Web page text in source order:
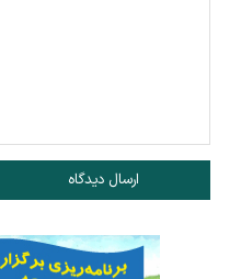
ارسال دیدگاه